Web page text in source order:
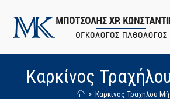
Καρκίνος
> Καρκίνος Τραχήλου